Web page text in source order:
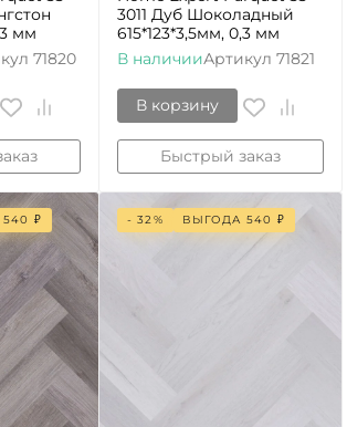
мм
71820
3011 Дуб Шоколадный
615*123*3,5мм, 0,3 мм
В наличииАртикул 71821
В корзину
Быстрый заказ
540 ₽ - 32% ВЫГОДА 540 ₽